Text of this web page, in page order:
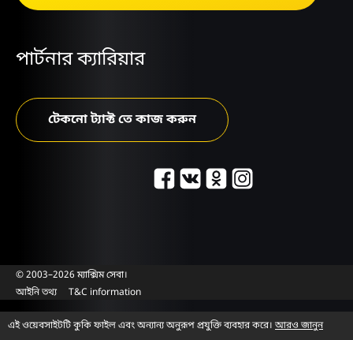
পার্টনার ক্যারিয়ার
টেকনো ট্যাক্ট তে কাজ করুন
© 2003–2026 ম্যাক্সিম সেবা।
আইনি তথ্য
T&C information
এই ওয়েবসাইটটি কুকি ফাইল এবং অন্যান্য অনুরূপ প্রযুক্তি ব্যবহার করে। আরও জানুন